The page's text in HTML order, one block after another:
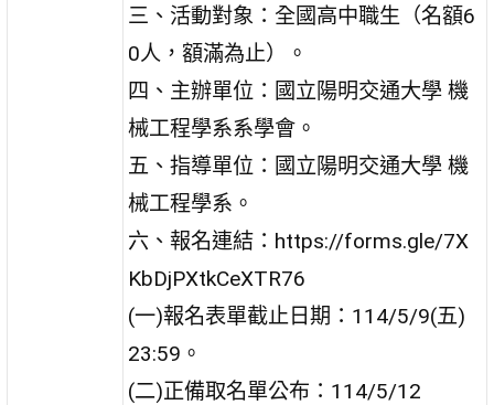
三、活動對象：全國高中職生（名額6
0人，額滿為止）。
四、主辦單位：國立陽明交通大學 機
械工程學系系學會。
五、指導單位：國立陽明交通大學 機
械工程學系。
六、報名連結：https://forms.gle/7X
KbDjPXtkCeXTR76
(一)報名表單截止日期：114/5/9(五)
23:59。
(二)正備取名單公布：114/5/12